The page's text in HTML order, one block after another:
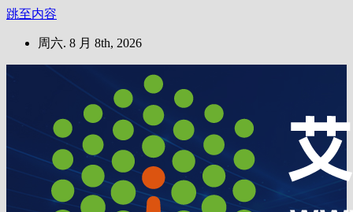
跳至内容
周六. 8 月 8th, 2026